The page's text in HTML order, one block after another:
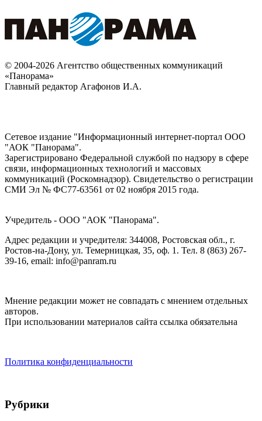
© 2004-2026 Агентство общественных коммуникаций
«Панорама»
Главный редактор Агафонов И.А.
Сетевое издание "Информационный интернет-портал ООО
"АОК "Панорама".
Зарегистрировано Федеральной службой по надзору в сфере
связи, информационных технологий и массовых
коммуникаций (Роскомнадзор). Cвидетельство о регистрации
СМИ Эл № ФС77-63561 от 02 ноября 2015 года.
Учредитель - ООО "АОК "Панорама".
Адрес редакции и учредителя: 344008, Ростовская обл., г.
Ростов-на-Дону, ул. Темерницкая, 35, оф. 1. Тел. 8 (863) 267-
39-16, email: info@panram.ru
Мнение редакции может не совпадать с мнением отдельных
авторов.
При использовании материалов сайта ссылка обязательна
Политика конфиденциальности
Рубрики